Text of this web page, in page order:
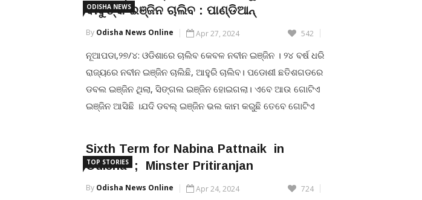
CONTINUE READING
ODISHA NEWS
ବାବୁଙ୍କ ଇଞ୍ଜିନ ଚାଲିବ : ପାଣ୍ଡିଆନ୍
By Odisha News Online Apr 27, 2024 542
ନୂଆପଡା,୨୭/୪: ଓଡିଶାରେ ଚାଲିବ କେବଳ ନବୀନ ଇଞ୍ଜିନ । ୨୪ ବର୍ଷ ଧରି
ରାଜ୍ୟରେ ନବୀନ ଇଞ୍ଜିନ ଚାଲିଛି, ଆହୁରି ଚାଲିବ। ପଡୋଶୀ ଛତିଶଗଡରେ
ଡବଲ ଇଞ୍ଜିନ ଥିଲା, ସିଙ୍ଗଲ ଇଞ୍ଜିନ ହୋଇଗଲା। ଏବେ ଆଉ ଗୋଟିଏ
ଇଞ୍ଜିନ ଆସିଛି ।ଯଦି ଡବଲ୍ ଇଞ୍ଜିନ ଭଲ କାମ କରୁଛି ତେବେ ଗୋଟିଏ
କରି ପାଣ୍ଡିଆନ ଏଭଳି […]
CONTINUE READING
TOP STORIES
Sixth Term for Nabina Pattnaik in
Odisha ; Minster Pritiranjan
By Odisha News Online Apr 24, 2024 724